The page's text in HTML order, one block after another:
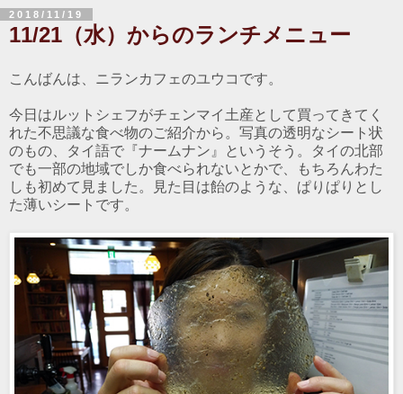
2018/11/19
11/21（水）からのランチメニュー
こんばんは、ニランカフェのユウコです。
今日はルットシェフがチェンマイ土産として買ってきてく
れた不思議な食べ物のご紹介から。写真の透明なシート状
のもの、タイ語で『ナームナン』というそう。タイの北部
でも一部の地域でしか食べられないとかで、もちろんわた
しも初めて見ました。見た目は飴のような、ぱりぱりとし
た薄いシートです。